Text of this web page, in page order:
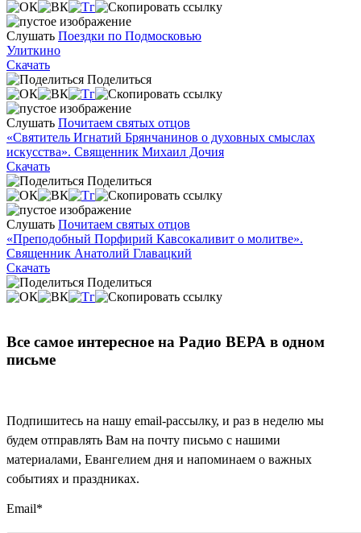
Слушать Поездки по Подмосковью
Улиткино
Скачать
Поделиться
Слушать Почитаем святых отцов
«Святитель Игнатий Брянчанинов о духовных смыслах
искусства». Священник Михаил Дочия
Скачать
Поделиться
Слушать Почитаем святых отцов
«Преподобный Порфирий Кавсокаливит о молитве».
Священник Анатолий Главацкий
Скачать
Поделиться
Все самое интересное на Радио ВЕРА в одном
письме
Подпишитесь на нашу email-рассылку, и раз в неделю мы
будем отправлять Вам на почту письмо с нашими
материалами, Евангелием дня и напоминаем о важных
событиях и праздниках.
Email*